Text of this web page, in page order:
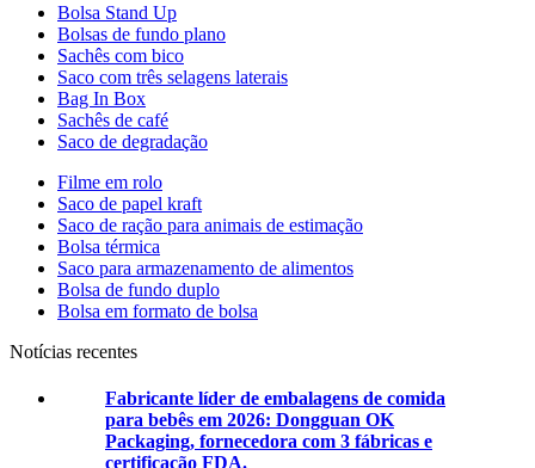
Bolsa Stand Up
Bolsas de fundo plano
Sachês com bico
Saco com três selagens laterais
Bag In Box
Sachês de café
Saco de degradação
Filme em rolo
Saco de papel kraft
Saco de ração para animais de estimação
Bolsa térmica
Saco para armazenamento de alimentos
Bolsa de fundo duplo
Bolsa em formato de bolsa
Notícias recentes
Fabricante líder de embalagens de comida
para bebês em 2026: Dongguan OK
Packaging, fornecedora com 3 fábricas e
certificação FDA.